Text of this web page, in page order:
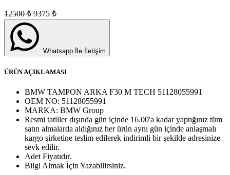
12500₺ 9375 ₺
Whatsapp İle İletişim
ÜRÜN AÇIKLAMASI
BMW TAMPON ARKA F30 M TECH 51128055991
OEM NO: 51128055991
MARKA: BMW Group
Resmi tatiller dışında gün içinde 16.00'a kadar yaptığınız tüm
satın almalarda aldığınız her ürün aynı gün içinde anlaşmalı
kargo şirketine teslim edilerek indirimli bir şekilde adresinize
sevk edilir.
Adet Fiyatıdır.
Bilgi Almak İçin Yazabilirsiniz.